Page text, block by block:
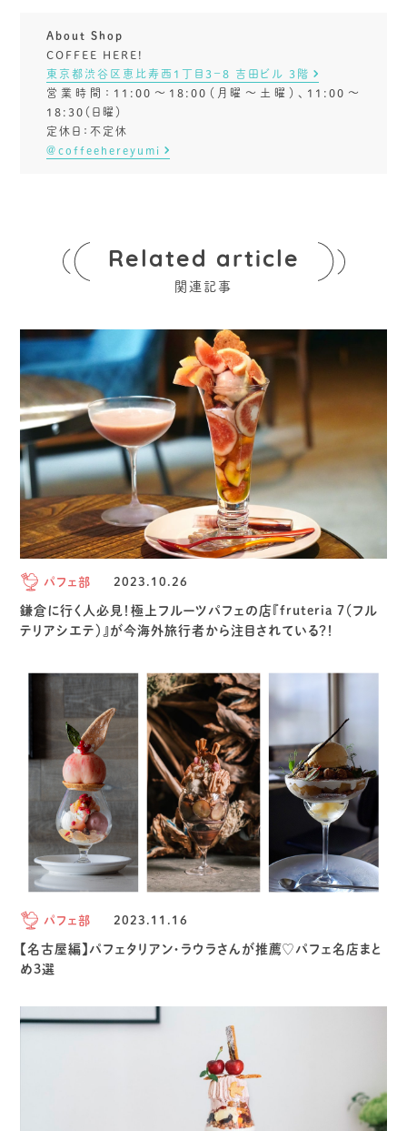
About Shop
COFFEE HERE!
東京都渋谷区恵比寿西1丁目3−8 吉田ビル 3階
営業時間：11:00～18:00（月曜～土曜）、11:00～
18:30（日曜）
定休日：不定休
＠coffeehereyumi
Related article
関連記事
パフェ部 2023.10.26
鎌倉に行く人必見！極上フルーツパフェの店『fruteria 7（フル
テリアシエテ）』が今海外旅行者から注目されている？！
パフェ部 2023.11.16
【名古屋編】パフェタリアン・ラウラさんが推薦♡パフェ名店まと
め3選